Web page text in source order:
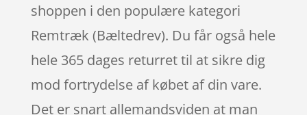
shoppen i den populære kategori
Remtræk (Bæltedrev). Du får også hele
hele 365 dages returret til at sikre dig
mod fortrydelse af købet af din vare.
Det er snart allemandsviden at man